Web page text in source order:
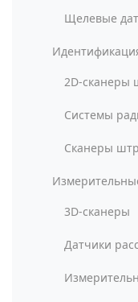
Щелевые
2D-сканеры
Системы
Сканеры
3D-сканеры
Датчики